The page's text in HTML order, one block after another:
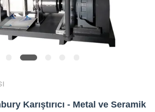
Karıştırıcı - Metal ve Seramik